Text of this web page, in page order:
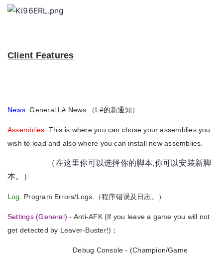
Client Features
News: General L# News.（L#的新通知）
Assemblies: This is where you can chose your assemblies you
wish to load and also where you can install new assemblies.
（在这里你可以选择你的脚本,你可以安装新脚
本。）
Log: Program Errors/Logs.（程序错误及日志。）
Settings (General) - Anti-AFK (If you leave a game you will not
get detected by Leaver-Buster!)；
Debug Console - (Champion/Game